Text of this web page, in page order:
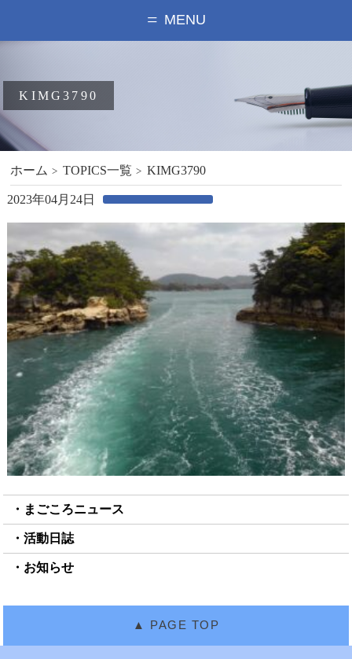
MENU
KIMG3790
ホーム TOPICS一覧 KIMG3790
2023年04月24日
まごころニュース
活動日誌
お知らせ